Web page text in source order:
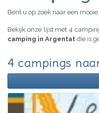
Bent u op zoek naar een
Bekijk onze lijst met 4
camping in Argentat die is
4 campings